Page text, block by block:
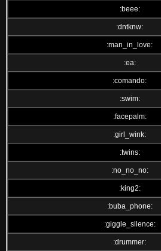
:beee:
:dntknw:
:man_in_love:
:ea:
:comando:
:swim:
:facepalm:
:girl_wink:
:twins:
:no_no_no:
:king2:
:buba_phone:
:giggle_silence:
:drummer: